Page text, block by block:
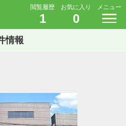
閲覧履歴
1
お気に入り
0
メニュー
情報